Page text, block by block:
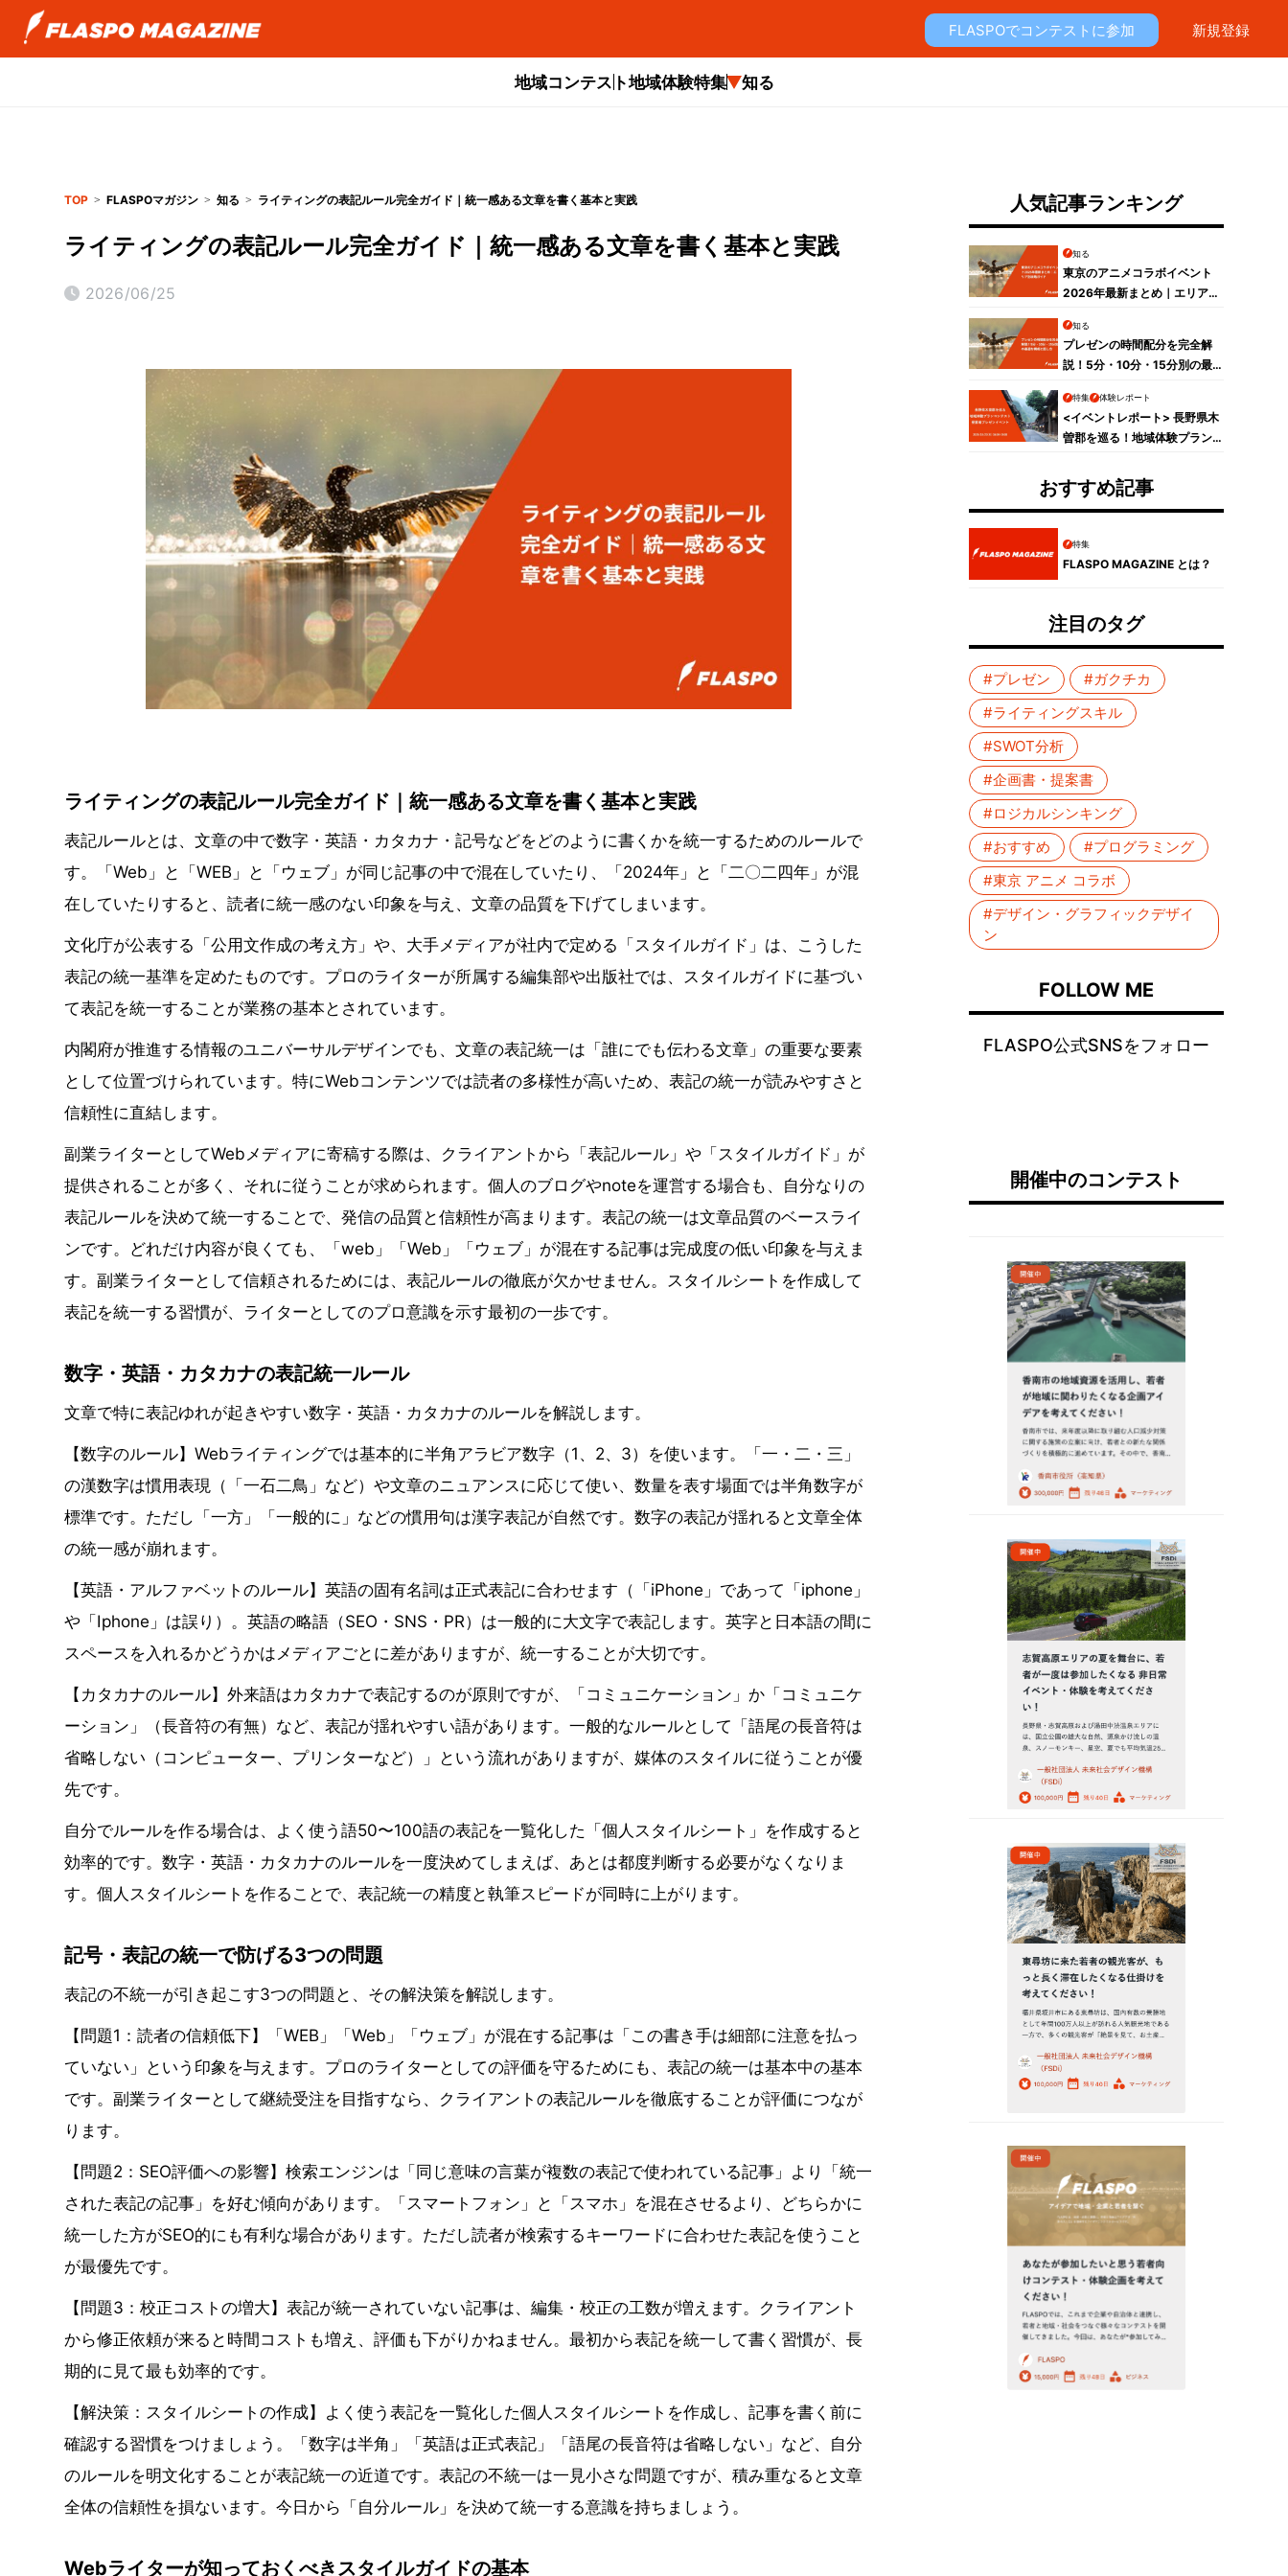
FLASPOでコンテストに参加 新規登録
地域コンテスト地域体験特集 知る
TOP FLASPOマガジン 知る ライティングの表記ルール完全ガイド｜統一感ある文章を書く基本と実践
ライティングの表記ルール完全ガイド｜統一感ある文章を書く基本と実践
2026/06/25
ライティングの表記ルール完全ガイド｜統一感ある文章を書く基本と実践
表記ルールとは、文章の中で数字・英語・カタカナ・記号などをどのように書くかを統一するためのルールで
す。「Web」と「WEB」と「ウェブ」が同じ記事の中で混在していたり、「2024年」と「二〇二四年」が混
在していたりすると、読者に統一感のない印象を与え、文章の品質を下げてしまいます。
文化庁が公表する「公用文作成の考え方」や、大手メディアが社内で定める「スタイルガイド」は、こうした
表記の統一基準を定めたものです。プロのライターが所属する編集部や出版社では、スタイルガイドに基づい
て表記を統一することが業務の基本とされています。
内閣府が推進する情報のユニバーサルデザインでも、文章の表記統一は「誰にでも伝わる文章」の重要な要素
として位置づけられています。特にWebコンテンツでは読者の多様性が高いため、表記の統一が読みやすさと
信頼性に直結します。
副業ライターとしてWebメディアに寄稿する際は、クライアントから「表記ルール」や「スタイルガイド」が
提供されることが多く、それに従うことが求められます。個人のブログやnoteを運営する場合も、自分なりの
表記ルールを決めて統一することで、発信の品質と信頼性が高まります。表記の統一は文章品質のベースライ
ンです。どれだけ内容が良くても、「web」「Web」「ウェブ」が混在する記事は完成度の低い印象を与えま
す。副業ライターとして信頼されるためには、表記ルールの徹底が欠かせません。スタイルシートを作成して
表記を統一する習慣が、ライターとしてのプロ意識を示す最初の一歩です。
数字・英語・カタカナの表記統一ルール
文章で特に表記ゆれが起きやすい数字・英語・カタカナのルールを解説します。
【数字のルール】Webライティングでは基本的に半角アラビア数字（1、2、3）を使います。「一・二・三」
の漢数字は慣用表現（「一石二鳥」など）や文章のニュアンスに応じて使い、数量を表す場面では半角数字が
標準です。ただし「一方」「一般的に」などの慣用句は漢字表記が自然です。数字の表記が揺れると文章全体
の統一感が崩れます。
【英語・アルファベットのルール】英語の固有名詞は正式表記に合わせます（「iPhone」であって「iphone」
や「Iphone」は誤り）。英語の略語（SEO・SNS・PR）は一般的に大文字で表記します。英字と日本語の間に
スペースを入れるかどうかはメディアごとに差がありますが、統一することが大切です。
【カタカナのルール】外来語はカタカナで表記するのが原則ですが、「コミュニケーション」か「コミュニケ
ーション」（長音符の有無）など、表記が揺れやすい語があります。一般的なルールとして「語尾の長音符は
省略しない（コンピューター、プリンターなど）」という流れがありますが、媒体のスタイルに従うことが優
先です。
自分でルールを作る場合は、よく使う語50〜100語の表記を一覧化した「個人スタイルシート」を作成すると
効率的です。数字・英語・カタカナのルールを一度決めてしまえば、あとは都度判断する必要がなくなりま
す。個人スタイルシートを作ることで、表記統一の精度と執筆スピードが同時に上がります。
記号・表記の統一で防げる3つの問題
表記の不統一が引き起こす3つの問題と、その解決策を解説します。
【問題1：読者の信頼低下】「WEB」「Web」「ウェブ」が混在する記事は「この書き手は細部に注意を払っ
ていない」という印象を与えます。プロのライターとしての評価を守るためにも、表記の統一は基本中の基本
です。副業ライターとして継続受注を目指すなら、クライアントの表記ルールを徹底することが評価につなが
ります。
【問題2：SEO評価への影響】検索エンジンは「同じ意味の言葉が複数の表記で使われている記事」より「統一
された表記の記事」を好む傾向があります。「スマートフォン」と「スマホ」を混在させるより、どちらかに
統一した方がSEO的にも有利な場合があります。ただし読者が検索するキーワードに合わせた表記を使うこと
が最優先です。
【問題3：校正コストの増大】表記が統一されていない記事は、編集・校正の工数が増えます。クライアント
から修正依頼が来ると時間コストも増え、評価も下がりかねません。最初から表記を統一して書く習慣が、長
期的に見て最も効率的です。
【解決策：スタイルシートの作成】よく使う表記を一覧化した個人スタイルシートを作成し、記事を書く前に
確認する習慣をつけましょう。「数字は半角」「英語は正式表記」「語尾の長音符は省略しない」など、自分
のルールを明文化することが表記統一の近道です。表記の不統一は一見小さな問題ですが、積み重なると文章
全体の信頼性を損ないます。今日から「自分ルール」を決めて統一する意識を持ちましょう。
Webライターが知っておくべきスタイルガイドの基本
人気記事ランキング
知る
東京のアニメコラボイベント
2026年最新まとめ｜エリア別
知る
プレゼンの時間配分を完全解
説！5分・10分・15分別の最
特集 体験レポート
<イベントレポート> 長野県木
曽郡を巡る！地域体験プラン
ベントレポート
おすすめ記事
特集
FLASPO MAGAZINE とは？
注目のタグ
#プレゼン
#ガクチカ
#ライティングスキル
#SWOT分析
#企画書・提案書
#ロジカルシンキング
#おすすめ
#プログラミング
#東京 アニメ コラボ
#デザイン・グラフィックデザイ
ン
FOLLOW ME
FLASPO公式SNSをフォロー
開催中のコンテスト